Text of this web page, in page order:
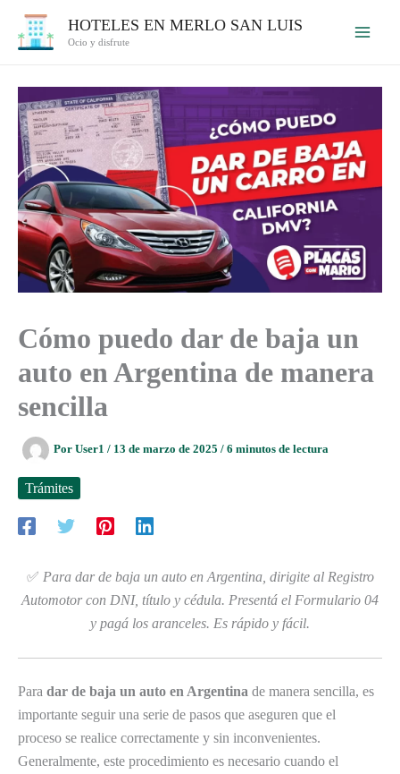
HOTELES EN MERLO SAN LUIS
Ocio y disfrute
Cómo puedo dar de baja un
auto en Argentina de manera
sencilla
Por User1 / 13 de marzo de 2025 / 6 minutos de lectura
Trámites
✅ Para dar de baja un auto en Argentina, dirigite al Registro
Automotor con DNI, título y cédula. Presentá el Formulario 04
y pagá los aranceles. Es rápido y fácil.
Para dar de baja un auto en Argentina de manera sencilla, es
importante seguir una serie de pasos que aseguren que el
proceso se realice correctamente y sin inconvenientes.
Generalmente, este procedimiento es necesario cuando el